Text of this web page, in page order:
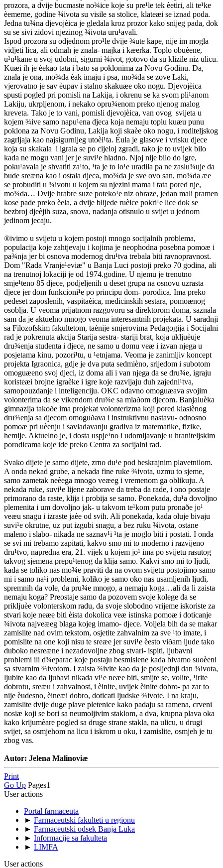
prozora, a dvije bucmaste no¾ice koje su pre¹le tek èetiri, ali te¹ke
èemerne, godine ¾ivota su visile sa stolice, klateæi se iznad poda.
Jedna tu¾na djevojèica je gledala kroz prozor kako snijeg pada, dok
su se sivi zidovi njezinog ¾ivota uru¹avali.
Ispod prozora su odjednom pro¹le dvije ¾ute kape, nije im mogla
vidjeti lica, ali odmah je znala- majka i kæerka. Toplo obuèene,
u¹u¹kane u svoj udobni, sigurni ¾ivot, gotovo da su klizile niz ulicu.
Kuæi ih je èekao tata i bato sa poklonima za Novu Godinu. Da,
znala je ona, mo¾da èak imaju i psa, mo¾da se zove Laki,
vjerovatno je sav èupav i stalno skakuæe oko nogu. Djevojèica
spusti pogled pri pomisli na Lakija, i okrenu se ka svom pli¹anom
Lakiju, ukrpljenom, i nekako opru¾enom preko njenog malog
kreveta. Tako je to vani, pomisli djevojèica, van ovog svijeta u
kojem ¾ive samo napu¹ena djeca koja nemaju toplu kuæu punu
poklona za Novu Godinu, Lakija koji skaèe oko nogu, i roditeljskog
zagrljaja kao najsigurnijeg utoèi¹ta. Èula je glasove i vrisku djece
koja su skakala i igrala se po cijeloj zgradi, tako je to uvijek bilo
kada ne mogu vani jer je suvi¹e hladno. Njoj nije bilo do igre,
poku¹avala je shvatiti za¹to, ¹ta je to lo¹e uradila pa ne zaslu¾uje da
bude sreæna kao i ostala djeca, mo¾da je sve ovo san, mo¾da æe
se probuditi u ¾ivotu u kojem su njezini mama i tata pored nje,
mo¾da… Dvije hrabre suze poteko¹e niz obraze, jedan mali pramen
kose pade preko èela, a dvije blijede ruèice pokri¹e lice dok se
bezbroj djeèjih suza, snova, nadanja otisnulo u svijet u jednom
jedinom jecaju.
®ivimo u svijetu u kojem postoji mnogo socijalnih problema,
populacija koje zahtjevaju i kojima je neophodna posebna pomoæ i
pa¾nja jer bi osnova modernog dru¹tva trebala biti ravnopravnost.
Dom "Rada Vranje¹eviæ" u Banja Luci postoji preko 70 godina, ali
na trenutnoj lokaciji je od 1974.godine. U njemu je trenutno
smje¹teno 85 djece, podjeljenih u deset grupa na osnovu uzrasta
djece jer dom funkcioni¹e po principu dom- porodica. Ima preko
pedeset zaposlenih, vaspitaèica, medicinskih sestara, pomoænog
osoblja. U veoma prijatnom razgovoru sa direktorom doma, saznala
sam da je aktuelno mnogo veoma interesantnih projekata. U saradnji
sa Filozofskim fakultetom, taènije smjerovima Pedagogija i Socijalni
rad je pokrenuta akcija Starija sestra- stariji brat, koja ukljuèuje
dru¾enja studenta i djece, ne samo u domu veæ i izvan njega u
posjetama kinu, pozori¹tu, u ¹etnjama. Veoma je zanimljiv koncept
projekta Igraonica, gdje je dva puta sedmièno, srijedom i subotom
omoguæeno svoj djeci, iz doma ali i van njega da se dru¾e, igraju
koristeæi brojne igraèke i igre koje razvijaju duh zajedni¹tva,
samopouzdanje i inteligenciju. OKC odavno omoguæava svojim
volonterima da se vikendom dru¾e sa mlaðom djecom. Banjaluèka
gimnazija takoðe ima projekat volonterizma koji pored klasiènog
dru¾enja sa djecom omoguðava i instruktivnu nastavu- odnosno
pomoæ pri uèenju i savladavanju gradiva iz matematike, fizike,
hemije. Aktuelno je, i dosta uspje¹no i udomljavanje u hraniteljskim
porodicama koje ide preko Centra za socijalni rad.
Svako dijete je samo dijete, zrno du¹e pod beskrajnim plavetnilom.
A onda nekad grube, a nekada fine ruke ¾ivota, uzmu to sjeme,
samo zametak neèega mnogo veæeg i vremenom ga oblikuju. A
nekada ruke, suvi¹e lijene zaborave da treba da rade, i ono postaje
primorano da raste, klija i probija se samo. Ponekada, du¹a dovoljno
plemenita i um dovoljno jak- u takvom te¹kom putu pronaðe jo¹
veæu snagu i izraste jaèe od svih. Ali ponekada, kada oluje bivaju
suvi¹e okrutne, uz put izgubi snagu, a bez ruku ¾ivota, ostane
maleno i slabo- nikada ne saznav¹i ¹ta je moglo biti i postati. I onda
se svi mi trebamo zapitati, kakvo smo mi to moderno i razvijeno
dru¹tvo, napredna era, 21. vijek u kojem jo¹ ima po svijetu rasutog
takvog sjemena prepu¹tenog da klija samo. Kakvi smo mi to ljudi,
kada se toliko nas mo¾e praviti da na ovom svijetu postojimo samo
mi i samo na¹i problemi, koliko je samo oko nas usamljenih ljudi,
spremnih da vole, da pru¾e mnogo, a nemaju koga…ali da li zaista
nemaju koga? Preostaje samo da pozovem svoje kolege da se
prikljuèe volonterskom radu, da svoje slobodno vrijeme iskoriste za
stvari koje neæe biti èista dokolica veæ istinska pomoæ i doticanje
¾ivota najveæeg blaga kojeg imamo- djece. Voljela bih da se makar
zamislite nad ovim tekstom, osjetite zahvalnim za sve ¹to imate, i
pomislite na one koji nisu te sreæe jer suvi¹e èesto viðam ljude tako
duboko nesreæne i nezadovoljne zbog stvari- ispiti, ljubavni
problemi ili d¾eparac koje postaju besmislene kada bivamo suoèeni
sa stvarnim ¾ivotom. I zaista ¾ivite kao da je posljednji dan ¾ivota,
ljubite kao da ljubavi nikada vi¹e neæe biti, smijte se, volite, ¹irite
dobrotu, sreæu i zahvalnost, i èinite, uvijek èinite dobro- pa zar to
nije èudesno, èineæi dobro, doticati ljudske ¾ivote. I na kraju,
zamislite dvije duge plave pletenice kako padaju sa ramena, crveni
nosiæ koji se bori sa neumoljivim staklom, a dva, krupna plava oka
kako krijumèare pogled sa druge strane stakla, na ulicu, u drugi
svijet, sa osmjehom na licu i iskrom u oku, i zamislite, osmjeh je tu
zbog vas.
Autor: Jelena Malinoviæ
Print
Go Up Pages1
User actions
Portal farmaceuta
► Farmaceutski fakulteti u regionu
► Farmaceutski odsek Banja Luka
► Informacije sa fakulteta
► LIMFA
User actions